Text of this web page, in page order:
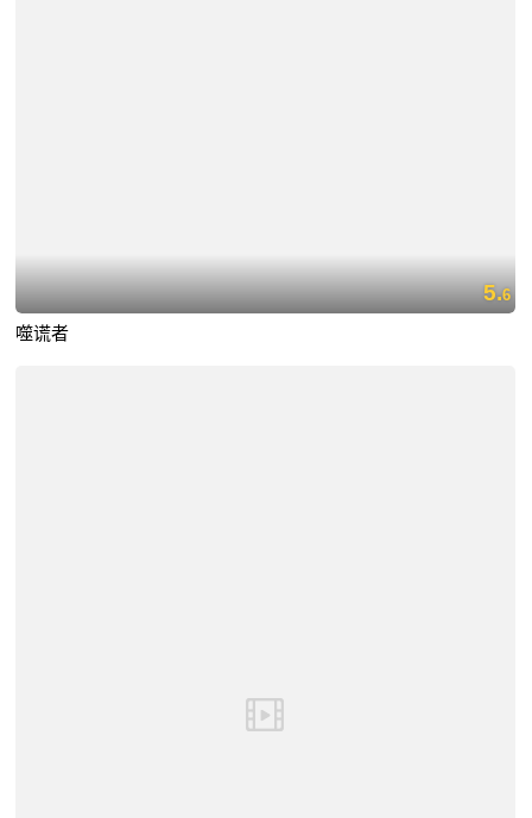
5.6
噬谎者